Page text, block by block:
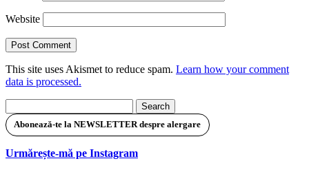
Website
This site uses Akismet to reduce spam. Learn how your comment
data is processed.
for:
Abonează-te la NEWSLETTER despre alergare
Urmărește-mă pe Instagram